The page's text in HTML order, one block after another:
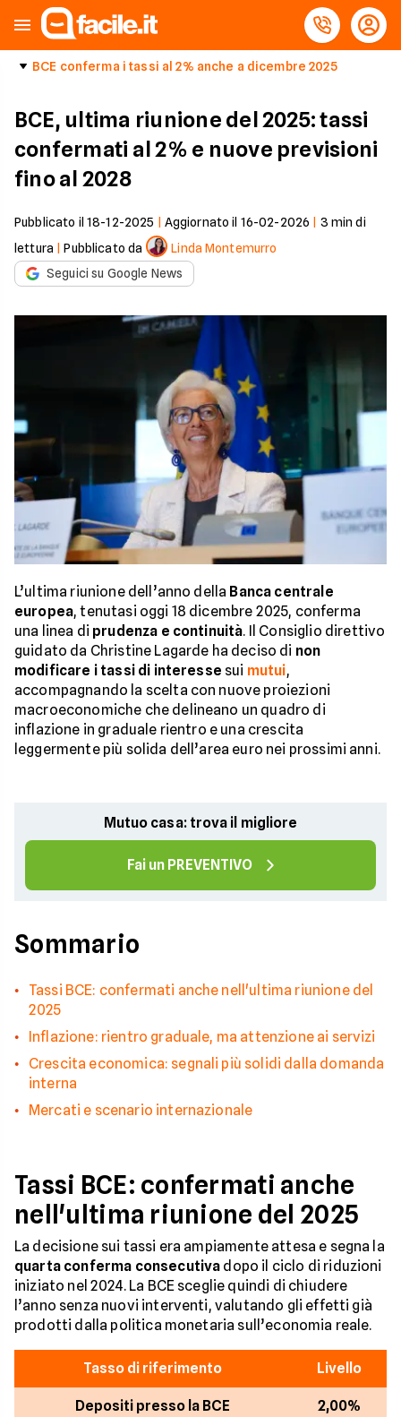
BCE conferma i tassi al 2% anche a dicembre 2025
BCE, ultima riunione del 2025: tassi
confermati al 2% e nuove previsioni
fino al 2028
Pubblicato il 18-12-2025 Aggiornato il 16-02-2026 3 min di
lettura |Pubblicato da
Linda Montemurro
Seguici su Google News
L’ultima riunione dell’anno della Banca centrale
europea, tenutasi oggi 18 dicembre 2025, conferma
una linea di prudenza e continuità. Il Consiglio direttivo
guidato da Christine Lagarde ha deciso di non
modificare i tassi di interesse sui mutui,
accompagnando la scelta con nuove proiezioni
macroeconomiche che delineano un quadro di
inflazione in graduale rientro e una crescita
leggermente più solida dell’area euro nei prossimi anni.
Mutuo casa: trova il migliore
Fai un PREVENTIVO
Sommario
Tassi BCE: confermati anche nell'ultima riunione del
2025
Inflazione: rientro graduale, ma attenzione ai servizi
Crescita economica: segnali più solidi dalla domanda
interna
Mercati e scenario internazionale
Tassi BCE: confermati anche
nell'ultima riunione del 2025
La decisione sui tassi era ampiamente attesa e segna la
quarta conferma consecutiva dopo il ciclo di riduzioni
iniziato nel 2024. La BCE sceglie quindi di chiudere
l’anno senza nuovi interventi, valutando gli effetti già
prodotti dalla politica monetaria sull’economia reale.
Tasso di riferimento Livello
Depositi presso la BCE 2,00%